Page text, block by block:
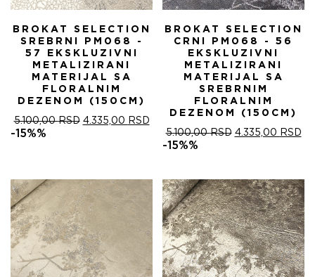
BROKAT SELECTION
SREBRNI PM068 -
57 EKSKLUZIVNI
METALIZIRANI
MATERIJAL SA
FLORALNIM
DEZENOM (150CM)
5.100,00RSD ОРИГИНАЛНА
4.335,00 RSDТРЕНУТНА
ЦЕНА
-15%%
BROKAT SELECTION
CRNI PM068 - 56
EKSKLUZIVNI
METALIZIRANI
MATERIJAL SA
SREBRNIM
FLORALNIM
DEZENOM (150CM)
5.100,00RSD ОРИГИНАЛНА
5.100,00 RSD.
4.335,00 RSD
-15%%